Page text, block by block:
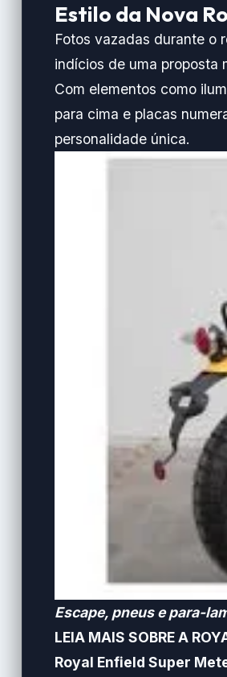
Estilo da Nova
Fotos vazadas durante o
indícios de uma proposta
Com elementos como
para cima e placas
personalidade única.
Escape, pneus e para-
LEIA MAIS SOBRE A
Royal Enfield Super